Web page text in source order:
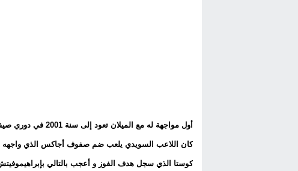
أول مواجهة له مع
كان اللاعب السويدي يلعب ضم صفوف أجاكس الذي واجهه
كوستا الذي سجل هدف الفوز و أعجب بالتالي